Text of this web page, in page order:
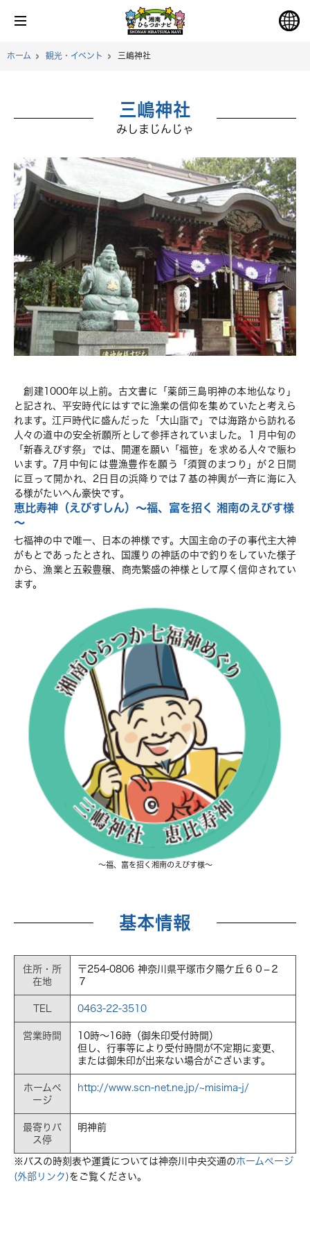
ホーム 観光・イベント 三嶋神社
三嶋神社
みしまじんじゃ
創建1000年以上前。古文書に「薬師三島明神の本地仏なり」
と記され、平安時代にはすでに漁業の信仰を集めていたと考えら
れます。江戸時代に盛んだった「大山詣で」では海路から訪れる
人々の道中の安全祈願所として参拝されていました。１月中旬の
「新春えびす祭」では、開運を願い「福笹」を求める人々で賑わ
います。7月中旬には豊漁豊作を願う「須賀のまつり」が２日間
に亘って開かれ、2日目の浜降りでは７基の神輿が一斉に海に入
る様がたいへん豪快です。
恵比寿神（えびすしん）～福、富を招く 湘南のえびす様
～
七福神の中で唯一、日本の神様です。大国主命の子の事代主大神
がもとであったとされ、国護りの神話の中で釣りをしていた様子
から、漁業と五穀豊穣、商売繁盛の神様として厚く信仰されてい
ます。
～福、富を招く湘南のえびす様～
基本情報
住所・所
在地
〒254-0806 神奈川県平塚市夕陽ケ丘６０−２
７
TEL 0463-22-3510
営業時間
10時～16時（御朱印受付時間）
但し、行事等により受付時間が不定期に変更、
または御朱印が出来ない場合がございます。
ホームペ
ージ
http://www.scn-net.ne.jp/~misima-j/
最寄りバ
ス停
明神前
※バスの時刻表や運賃については神奈川中央交通のホームページ
(外部リンク)をご覧ください。